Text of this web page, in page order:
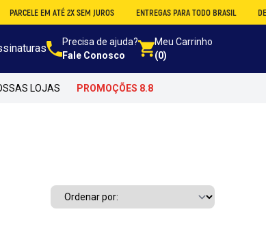
ATÉ 2X SEM JUROS ENTREGAS PARA TODO BRASIL DESCONTO NO
Precisa de ajuda?
Fale Conosco
Meu Carrinho
(0)
LOJAS PROMOÇÕES 8.8